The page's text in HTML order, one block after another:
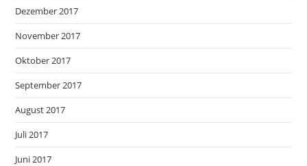
Dezember 2017
November 2017
Oktober 2017
September 2017
August 2017
Juli 2017
Juni 2017